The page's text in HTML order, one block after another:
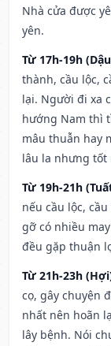
Nhà cửa được
yên.
Từ 17h-19h
thành, cầu lộc,
lại. Người đi xa
hướng Nam thì
mâu thuẫn hay
lâu la nhưng tốt
Từ 19h-21h
nếu cầu lộc,
gỡ có nhiều
đều gặp thuận
Từ 21h-23h
cọ, gây chuyện
nhất nên hoãn
lây bệnh. Nói